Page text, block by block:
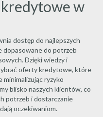
w
dostęp do najlepszych
do potrzeb
Dzięki wiedzy i
oferty kredytowe, które
minimalizując ryzyko
blisko naszych klientów, co
potrzeb i dostarczanie
oczekiwaniom.